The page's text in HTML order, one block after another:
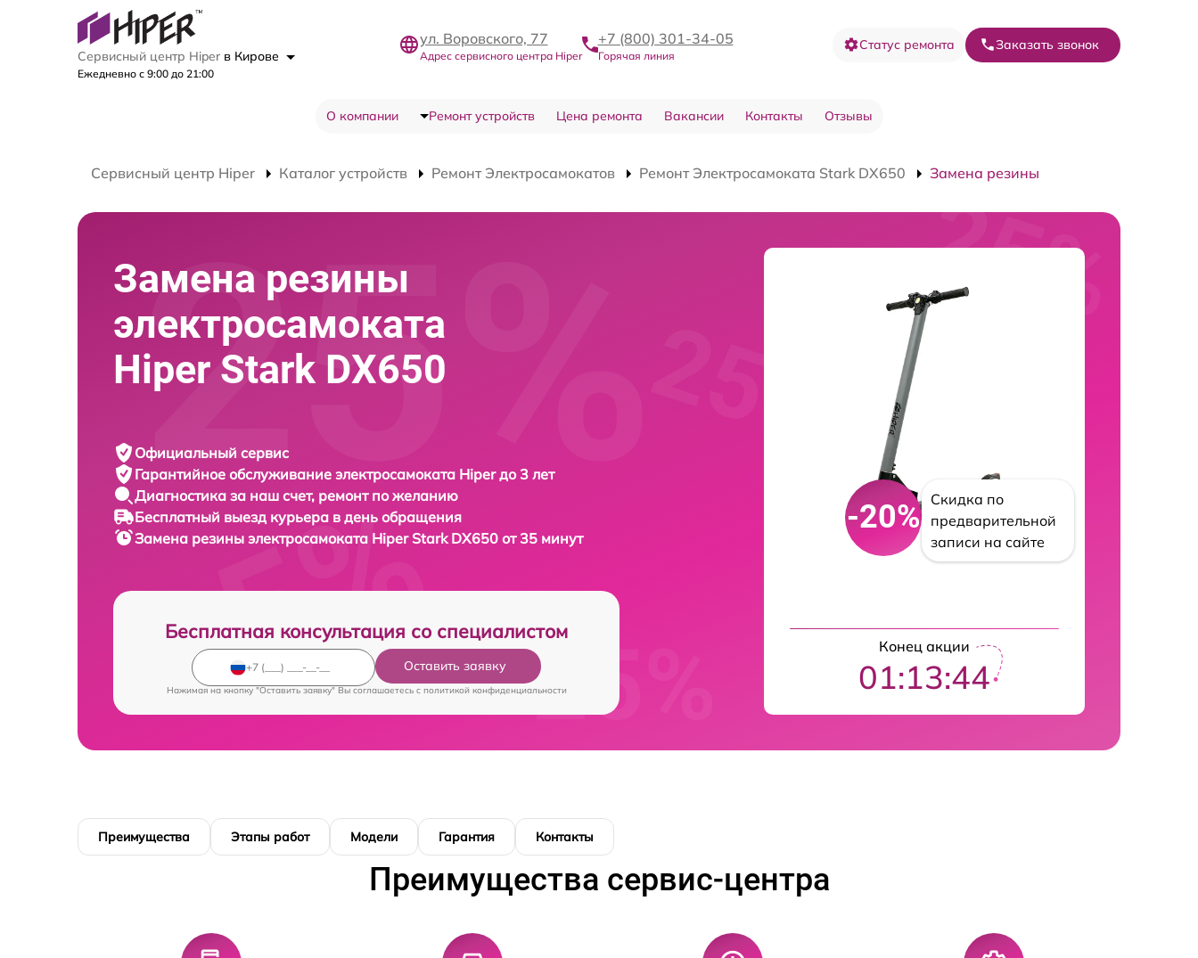
Сервисный центр Hiper в Кирове
Ежедневно с 9:00 до 21:00
ул. Воровского, 77
Адрес сервисного центра Hiper
+7 (800) 301-34-05
Горячая линия
Статус ремонта Заказать звонок
О компании Ремонт устройств Цена ремонта Вакансии Контакты Отзывы
Сервисный центр Hiper Каталог устройств Ремонт Электросамокатов Ремонт Электросамоката Stark DX650 Замена резины
Замена резины
электросамоката
Hiper Stark DX650
Официальный сервис
Гарантийное обслуживание электросамоката Hiper до 3 лет
Диагностика за наш счет, ремонт по желанию
Бесплатный выезд курьера в день обращения
Замена резины электросамоката Hiper Stark DX650 от 35 минут
Бесплатная консультация со специалистом
Оставить заявку
Нажимая на кнопку "Оставить заявку" Вы соглашаетесь c политикой конфиденциальности
-20%
Скидка по
предварительной
записи на сайте
Конец акции
01:13:43
Преимущества Этапы работ Модели Гарантия Контакты
Преимущества сервис-центра